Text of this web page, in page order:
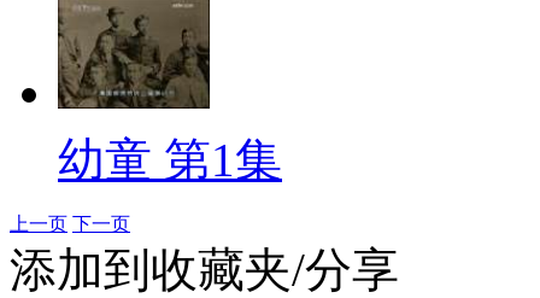
幼童 第1集
上一页 下一页
添加到收藏夹/分享